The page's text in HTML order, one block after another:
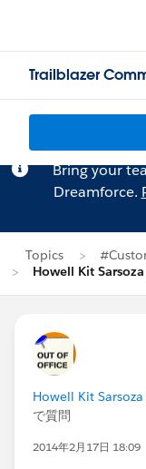
Trailblazer
Bring your
Dreamforce.
Topics
Howell Kit
Howell Kit
で質問
2014年2月17日 18:09